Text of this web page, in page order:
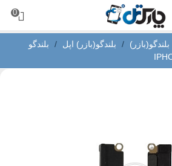
0
بلندگو(بازر) / بلندگو(بازر) اپل /
بلندگو